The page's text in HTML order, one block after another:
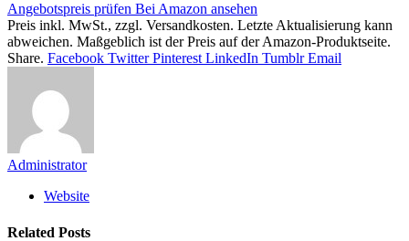
Angebotspreis prüfen Bei Amazon ansehen
Preis inkl. MwSt., zzgl. Versandkosten. Letzte Aktualisierung kann
abweichen. Maßgeblich ist der Preis auf der Amazon-Produktseite.
Share. Facebook Twitter Pinterest LinkedIn Tumblr Email
Administrator
Website
Related Posts